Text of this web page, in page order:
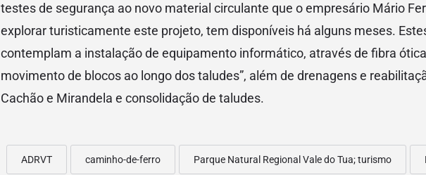
testes de segurança ao novo material circulante que o empresário Mário
explorar turisticamente este projeto, tem disponíveis há alguns meses.
contemplam a instalação de equipamento informático, através de fibra
movimento de blocos ao longo dos taludes”, além de drenagens e
Cachão e Mirandela e consolidação de taludes.
ADRVT caminho-de-ferro Parque Natural Regional Vale do Tua; turismo